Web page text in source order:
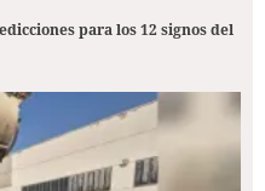
para los 12 signos del